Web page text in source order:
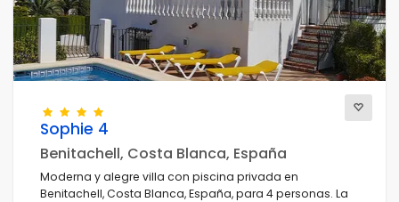
Sophie 4
Benitachell, Costa Blanca, España
Moderna y alegre villa con piscina privada en
Benitachell, Costa Blanca, España, para 4 personas. La